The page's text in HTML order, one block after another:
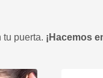
tu puerta. ¡Hacemos